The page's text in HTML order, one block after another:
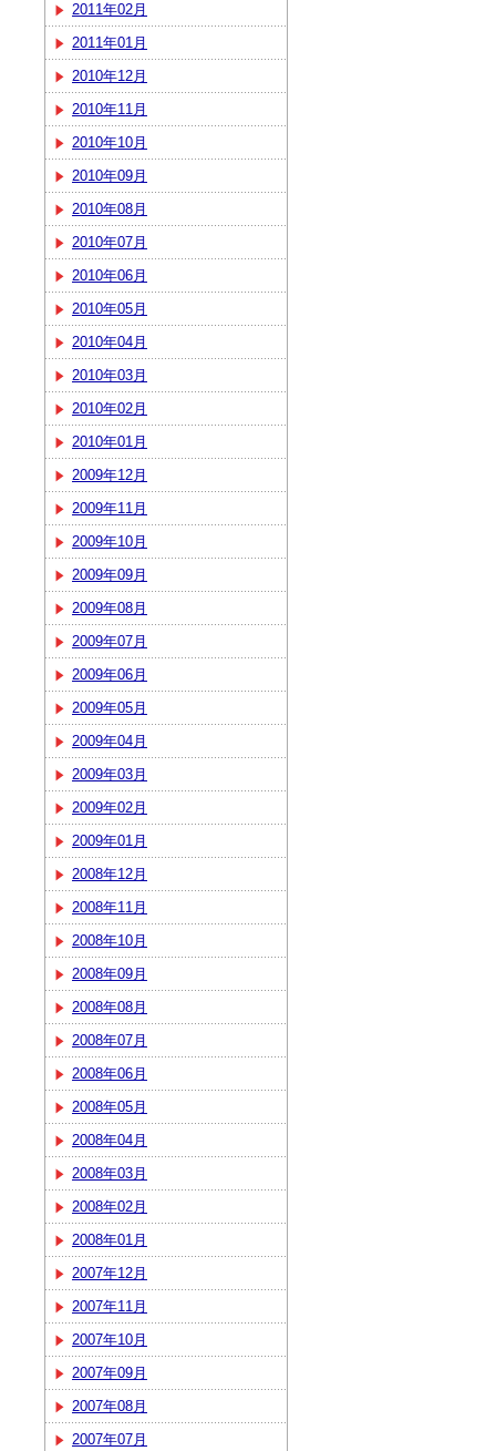
2011年02月
2011年01月
2010年12月
2010年11月
2010年10月
2010年09月
2010年08月
2010年07月
2010年06月
2010年05月
2010年04月
2010年03月
2010年02月
2010年01月
2009年12月
2009年11月
2009年10月
2009年09月
2009年08月
2009年07月
2009年06月
2009年05月
2009年04月
2009年03月
2009年02月
2009年01月
2008年12月
2008年11月
2008年10月
2008年09月
2008年08月
2008年07月
2008年06月
2008年05月
2008年04月
2008年03月
2008年02月
2008年01月
2007年12月
2007年11月
2007年10月
2007年09月
2007年08月
2007年07月